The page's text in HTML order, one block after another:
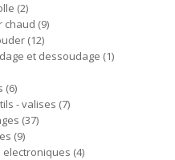
2
chaud 9
12
et dessoudage 1
6
- valises 7
37
9
electroniques 4